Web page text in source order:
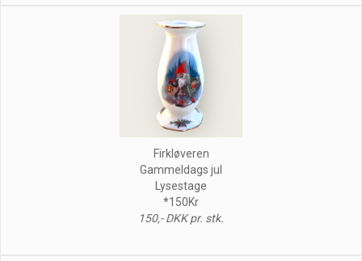
Firkløveren
Gammeldags jul
Lysestage
*150Kr
150,- DKK pr. stk.